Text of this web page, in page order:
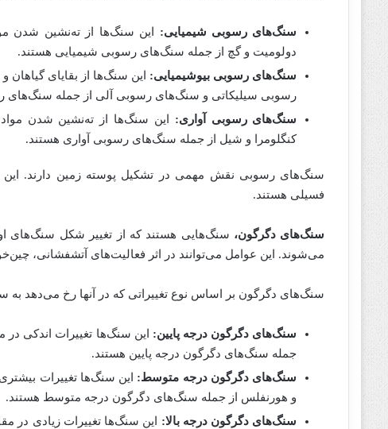
سنگ‌های رسوبی شیمیایی:
این سنگ‌ها از ته‌نشین شدن
دولومیت و گچ از جمله سنگ‌های رسوبی شیمیایی هستند.
سنگ‌های رسوبی بیوشیمیایی:
این سنگ‌ها از بقایای
رسوبی سیلیکاتی و سنگ‌های رسوبی آلی از جمله سنگ‌های
سنگ‌های رسوبی آواری: این سنگ‌ها از ته‌نشین شدن
کنگلومرا و شیل از جمله سنگ‌های رسوبی آواری هستند.
سنگ‌های رسوبی نقش مهمی در تشکیل پوسته زمین دارند.
فسیلی هستند.
سنگ‌های دگرگون، سنگ‌هایی هستند که از تغییر شکل سنگ‌های
می‌شوند. این عوامل می‌توانند در اثر فعالیت‌های آتشفشانی،
سنگ‌های دگرگون بر اساس نوع تغییراتی که در آنها رخ می‌دهد
سنگ‌های دگرگون درجه پایین:
این سنگ‌ها تغییرات اندکی
جمله سنگ‌های دگرگون درجه پایین هستند.
سنگ‌های دگرگون درجه متوسط:
این سنگ‌ها تغییرات
و هورنفلس از جمله سنگ‌های دگرگون درجه متوسط هستند.
سنگ‌های دگرگون درجه بالا: این سنگ‌ها تغییرات زیادی در